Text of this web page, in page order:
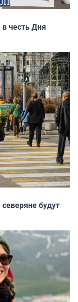
честь Дня
будут